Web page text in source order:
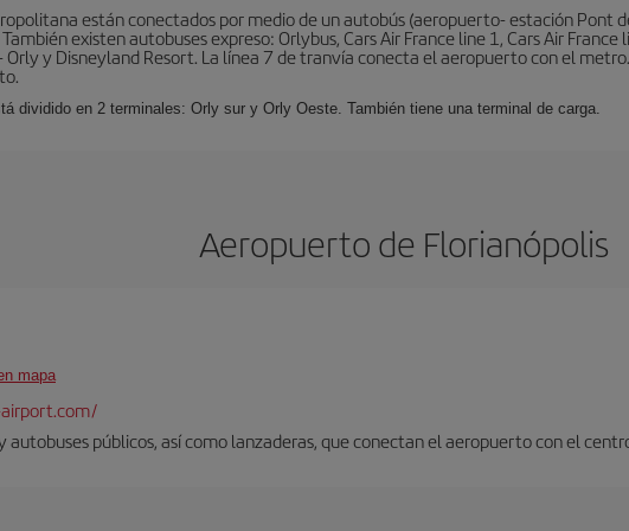
están conectados por medio de un autobús (aeropuerto- estación Pont
existen autobuses expreso: Orlybus, Cars Air France line 1, Cars Air
Orly y Disneyland Resort. La línea 7 de tranvía conecta el aeropuerto con el
dividido en 2 terminales: Orly sur y Orly Oeste. También tiene una terminal de carga.
Aeropuerto de Florianópolis
mapa
autobuses públicos, así como lanzaderas, que conectan el aeropuerto con el